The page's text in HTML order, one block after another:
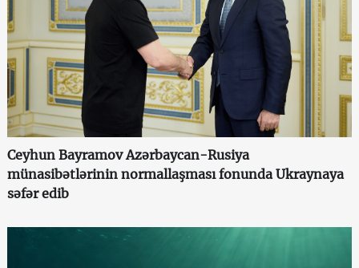
Ceyhun Bayramov Azərbaycan-Rusiya
münasibətlərinin normallaşması fonunda Ukraynaya
səfər edib